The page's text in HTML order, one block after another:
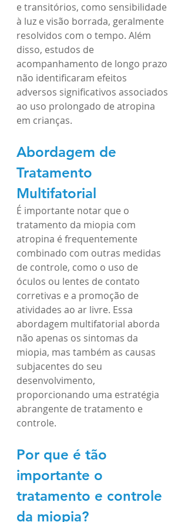
e transitórios, como sensibilidade
à luz e visão borrada, geralmente
resolvidos com o tempo. Além
disso, estudos de
acompanhamento de longo prazo
não identificaram efeitos
adversos significativos associados
ao uso prolongado de atropina
em crianças.
Abordagem de
Tratamento
Multifatorial
É importante notar que o
tratamento da miopia com
atropina é frequentemente
combinado com outras medidas
de controle, como o uso de
óculos ou lentes de contato
corretivas e a promoção de
atividades ao ar livre. Essa
abordagem multifatorial aborda
não apenas os sintomas da
miopia, mas também as causas
subjacentes do seu
desenvolvimento,
proporcionando uma estratégia
abrangente de tratamento e
controle.
Por que é tão
importante o
tratamento e controle
da miopia?